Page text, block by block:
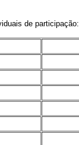
de participação: